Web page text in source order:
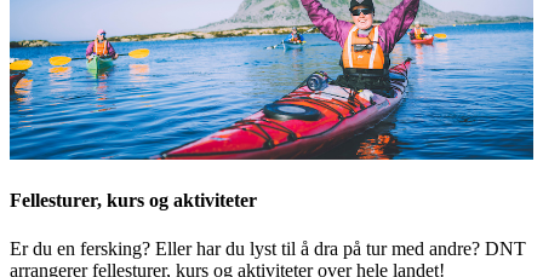
Fellesturer, kurs og aktiviteter
Er du en fersking? Eller har du lyst til å dra på tur med andre? DNT
arrangerer fellesturer, kurs og aktiviteter over hele landet!